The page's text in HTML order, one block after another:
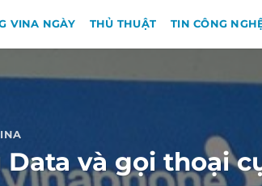
VINA NGÀY THỦ THUẬT TIN CÔNG
và gọi thoại